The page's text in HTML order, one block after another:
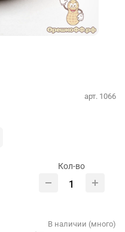
арт. 1066
Кол-во
В наличии (много)